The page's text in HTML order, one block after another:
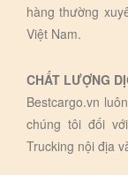
hàng thường
Việt Nam.
CHẤT LƯỢNG
Bestcargo.vn
chúng tôi đối
Trucking nội địa